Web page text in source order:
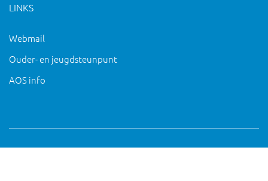
LINKS
Webmail
Ouder- en jeugdsteunpunt
AOS info